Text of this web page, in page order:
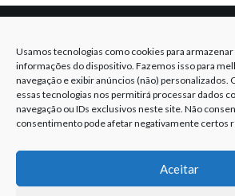
Usamos tecnologias como cookies para
informações do dispositivo. Fazemos isso para
navegação e exibir anúncios (não) personalizados.
essas tecnologias nos permitirá processar dados
navegação ou IDs exclusivos neste site. Não
consentimento pode afetar negativamente certos
Aceitar
Copyright © 2014 - 2026 Todos
reservados.
Política de privacidade